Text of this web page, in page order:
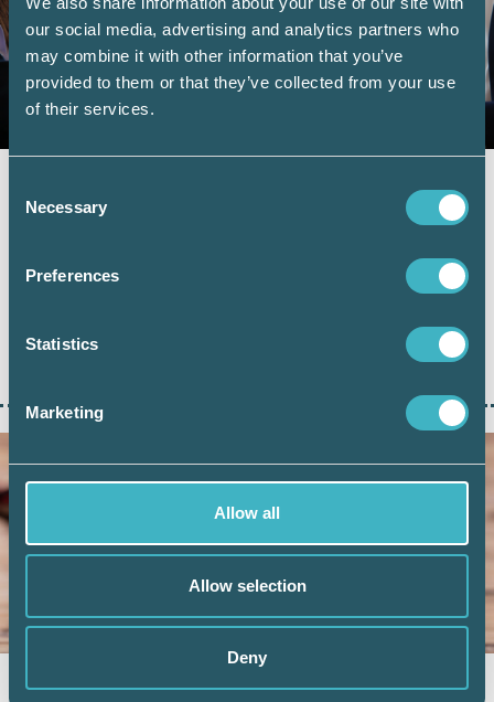
our social media, advertising and analytics partners who
may combine it with other information that you’ve
provided to them or that they’ve collected from your use
of their services.
Selection
Necessary
Preferences
Statistics
Marketing
Allow all
Allow selection
Deny
Nya konkursregler från 1 juli – vad
behöver veta
största förändringen är att konkursförvaltaren